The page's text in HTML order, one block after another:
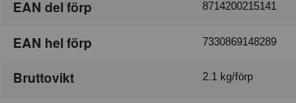
EAN del förp 8714200215141
EAN hel förp 7330869148289
Bruttovikt 2.1 kg/förp